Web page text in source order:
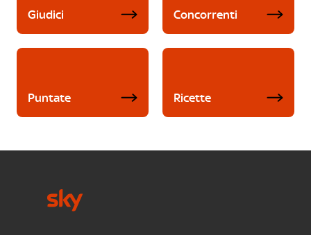
Giudici Concorrenti
Puntate Ricette